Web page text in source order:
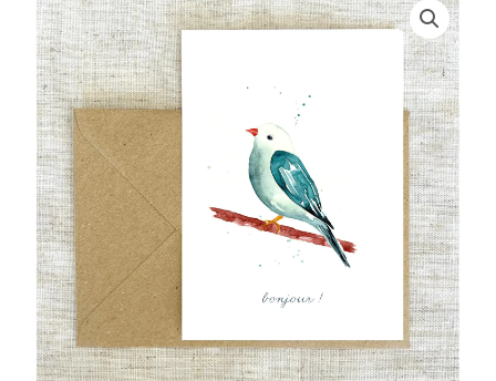
de
Carte
Bonjour
L'oiseau
Bleu